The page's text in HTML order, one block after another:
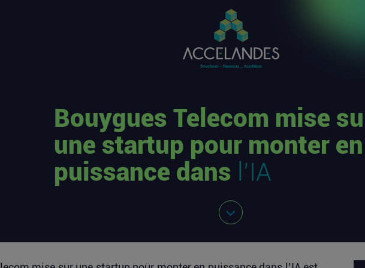
Bouygues Telecom mise
une startup pour monter en
puissance dans l’IA